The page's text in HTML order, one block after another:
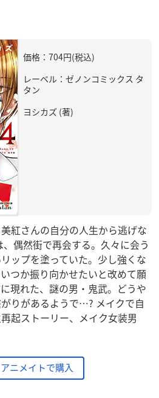
価格：704円(税込)
レーベル：ゼノンコミックス タ
タン
ヨシカズ (著)
紅さんの自分の人生から逃げな
偶然街で再会する。久々に会う
ップを塗っていた。少し強くな
つか振り向かせたいと改めて願
現れた、謎の男・鬼武。どうや
りがあるようで…? メイクで自
起ストーリー、メイク女装男
アニメイトで購入